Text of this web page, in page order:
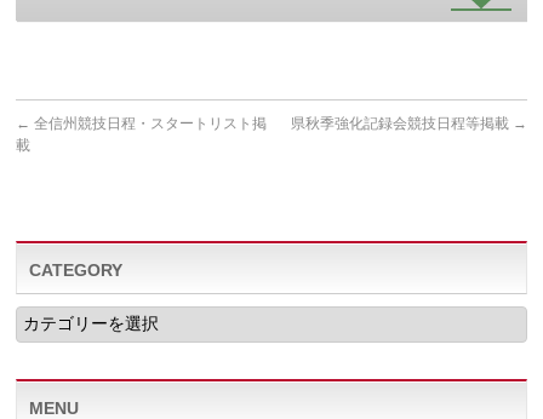
← 全信州競技日程・スタートリスト掲
載
県秋季強化記録会競技日程等掲載 →
CATEGORY
CATEGORY
MENU